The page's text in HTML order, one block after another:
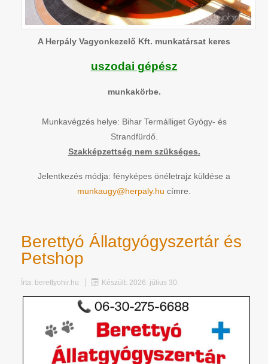
A Herpály Vagyonkezelő Kft. munkatársat keres
uszodai gépész
munkakörbe.
Munkavégzés helye: Bihar Termálliget Gyógy- és
Strandfürdő.
Szakképzettség nem szükséges.
Jelentkezés módja: fényképes önéletrajz küldése a
munkaugy@herpaly.hu címre.
Berettyó Állatgyógyszertár és
Petshop
Írta: berettyohir.hu Készült: 2026. július 30.